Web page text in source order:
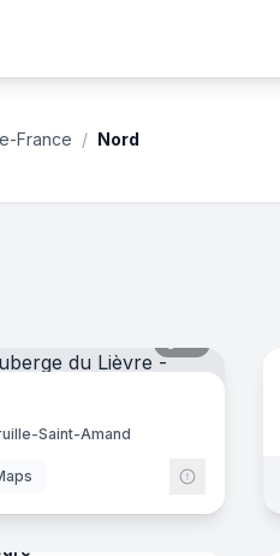
France / Nord
Saint-Amand